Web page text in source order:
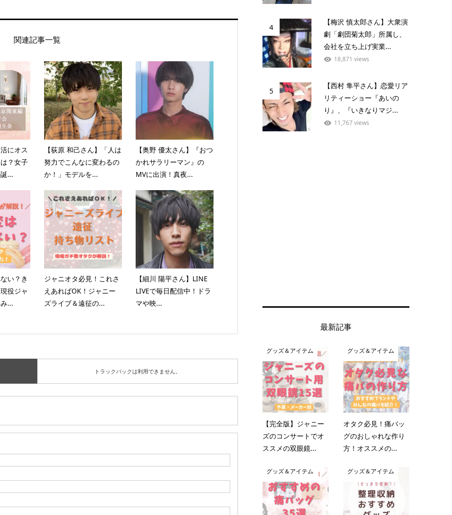
関連記事一覧
にオス
？女子
...
【荻原 和己さん】「人は
努力でこんなに変わるの
か！」モデルを...
【奥野 優太さん】『おつ
かれサラリーマン』の
MVに出演！真夜...
い？き
役ジャ
...
ジャニオタ必見！これさ
えあればOK！ジャニー
ズライブ＆遠征の...
【細川 陽平さん】LINE
LIVEで毎日配信中！ドラ
マや映...
トラックバックは利用できません。
4
【梅沢 慎太郎さん】大衆演
劇「劇団菊太郎」所属し、
会社を立ち上げ実業...
18,871 views
5
【西村 隼平さん】恋愛リア
リティーショー『あいの
り』、『いきなりマジ...
11,767 views
最新記事
グッズ＆アイテム
【完全版】ジャニー
ズのコンサートでオ
ススメの双眼鏡...
グッズ＆アイテム
オタク必見！痛バッ
グのおしゃれな作り
方！オススメの...
グッズ＆アイテム グッズ＆アイテム